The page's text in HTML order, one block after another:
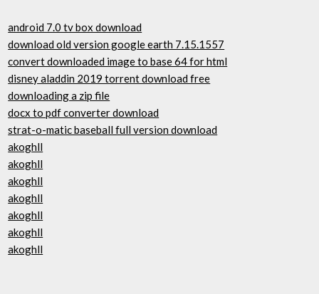
android 7.0 tv box download
download old version google earth 7.15.1557
convert downloaded image to base 64 for html
disney aladdin 2019 torrent download free
downloading a zip file
docx to pdf converter download
strat-o-matic baseball full version download
akoghll
akoghll
akoghll
akoghll
akoghll
akoghll
akoghll